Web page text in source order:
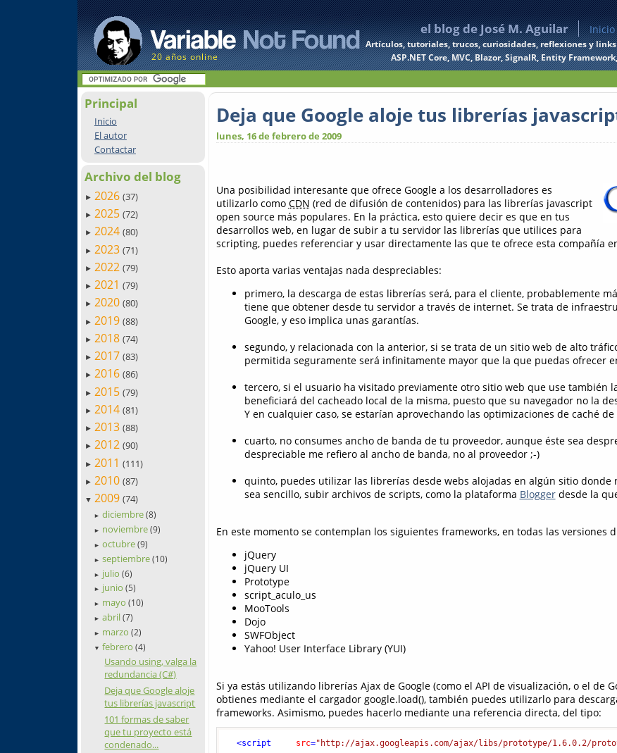
20 años online
el blog de José M. Aguilar Inicio
Artículos, tutoriales, trucos, curiosidades, reflexiones y
ASP.NET Core, MVC, Blazor, SignalR, Entity
Principal
Inicio
El autor
Contactar
Archivo del blog
► 2026 (37)
► 2025 (72)
► 2024 (80)
► 2023 (71)
► 2022 (79)
► 2021 (79)
► 2020 (80)
► 2019 (88)
► 2018 (74)
► 2017 (83)
► 2016 (86)
► 2015 (79)
► 2014 (81)
► 2013 (88)
► 2012 (90)
► 2011 (111)
► 2010 (87)
▼ 2009 (74)
► diciembre(8)
► noviembre(9)
► octubre(9)
► septiembre(10)
► julio(6)
► junio(5)
► mayo(10)
► abril(7)
► marzo(2)
▼ febrero(4)
Usando using, valga la
redundancia (C#)
Deja que Google aloje
tus librerías javascript
101 formas de saber
que tu proyecto está
condenado...
Deja que Google aloje tus librerías
lunes, 16 de febrero de 2009
Una posibilidad interesante que ofrece Google a los desarrolladores es
utilizarlo como CDN (red de difusión de contenidos) para las librerías javascript
open source más populares. En la práctica, esto quiere decir es que en tus
desarrollos web, en lugar de subir a tu servidor las librerías que utilices para
scripting, puedes referenciar y usar directamente las que te ofrece esta compañía
Esto aporta varias ventajas nada despreciables:
primero, la descarga de estas librerías será, para el cliente, probablemente
tiene que obtener desde tu servidor a través de internet. Se trata de
Google, y eso implica unas garantías.
segundo, y relacionada con la anterior, si se trata de un sitio web de alto
permitida seguramente será infinitamente mayor que la que puedas ofrecer
tercero, si el usuario ha visitado previamente otro sitio web que use también
beneficiará del cacheado local de la misma, puesto que su navegador no la
Y en cualquier caso, se estarían aprovechando las optimizaciones de caché de
cuarto, no consumes ancho de banda de tu proveedor, aunque éste sea
despreciable me refiero al ancho de banda, no al proveedor ;-)
quinto, puedes utilizar las librerías desde webs alojadas en algún sitio donde
sea sencillo, subir archivos de scripts, como la plataforma Bloggerdesde la
En este momento se contemplan los siguientes frameworks, en todas las versiones
jQuery
jQuery UI
Prototype
script_aculo_us
MooTools
Dojo
SWFObject
Yahoo! User Interface Library (YUI)
Si ya estás utilizando librerías Ajax de Google (como el API de visualización, o el de
obtienes mediante el cargador google.load(), también puedes utilizarlo para
frameworks. Asimismo, puedes hacerlo mediante una referencia directa, del tipo:
<script src="http://ajax.googleapis.com/ajax/libs/prototype/1.6.0.2/